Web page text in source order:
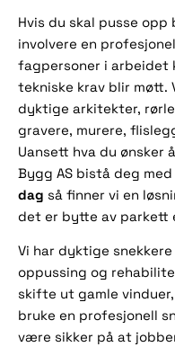
Hvis du skal pusse
involvere en
fagpersoner i arbeidet
tekniske krav blir møtt.
dyktige arkitekter,
gravere, murere,
Uansett hva du ønsker
Bygg AS bistå deg
dag så finner vi en
det er bytte av parkett
Vi har dyktige
oppussing og
skifte ut gamle
bruke en profesjonell
være sikker på at